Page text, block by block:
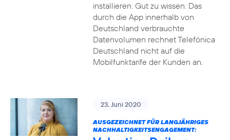
installieren. Gut zu wissen: Das
durch die App innerhalb von
Deutschland verbrauchte
Datenvolumen rechnet Telefónica
Deutschland nicht auf die
Mobilfunktarife der Kunden an.
23. Juni 2020
AUSGEZEICHNET FÜR LANGJÄHRIGES
NACHHALTIGKEITSENGAGEMENT: